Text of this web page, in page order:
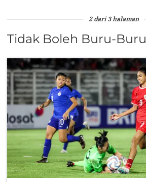
2 dari 3 halaman
Tidak Boleh Buru-Buru